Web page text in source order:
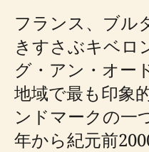
フランス、ブル
きすさぶキベロ
グ・アン・オー
地域で最も印象
ンドマークの一
年から紀元前